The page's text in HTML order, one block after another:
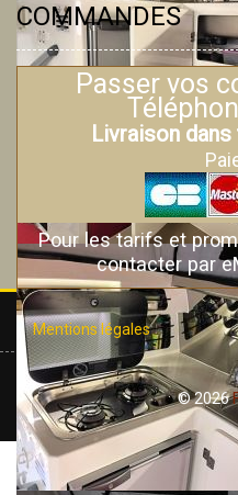
COMMANDES
Passer vos
Livraison
Pour les tarifs et
contacter par
Mentions légales
© 2026